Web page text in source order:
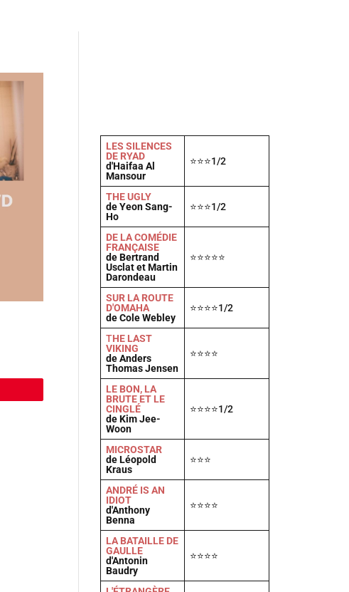
LES SILENCES
DE RYAD
d'Haifaa Al
Mansour
⭐⭐⭐1/2
THE UGLY
de Yeon Sang-
Ho
⭐⭐⭐1/2
DE LA COMÉDIE
FRANÇAISE
de Bertrand
Usclat et Martin
Darondeau
⭐⭐⭐⭐⭐
SUR LA ROUTE
D'OMAHA
de Cole Webley
⭐⭐⭐⭐1/2
THE LAST
VIKING
de Anders
Thomas Jensen
⭐⭐⭐⭐
LE BON, LA
BRUTE ET LE
CINGLÉ
de Kim Jee-
Woon
⭐⭐⭐⭐1/2
MICROSTAR
de Léopold
Kraus
⭐⭐⭐
ANDRÉ IS AN
IDIOT
d'Anthony
Benna
⭐⭐⭐⭐
LA BATAILLE DE
GAULLE
d'Antonin
Baudry
⭐⭐⭐⭐